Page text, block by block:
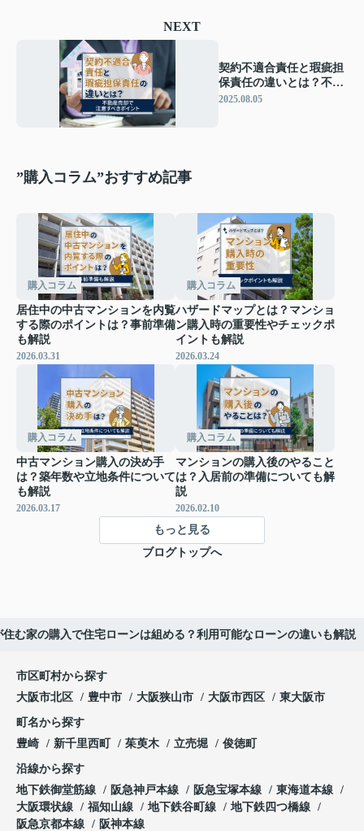
NEXT
契約不適合責任と瑕疵担
保責任の違いとは？不動
産売却で注意すべきポイ
2025.08.05
”購入コラム”おすすめ記事
購入コラム
居住中の中古マンションを内覧
する際のポイントは？事前準備
も解説
2026.03.31
購入コラム
ハザードマップとは？マンショ
ン購入時の重要性やチェックポ
イントも解説
2026.03.24
購入コラム
中古マンション購入の決め手
は？築年数や立地条件について
も解説
2026.03.17
購入コラム
マンションの購入後のやること
は？入居前の準備についても解
説
2026.02.10
もっと見る
ブログトップへ
住む家の購入で住宅ローンは組める？利用可能なローンの違いも解説
市区町村から探す
大阪市北区
豊中市 大阪狭山市 大阪市西区 東大阪市
町名から探す
豊崎
新千里西町 茱萸木 立売堀 俊徳町
沿線から探す
地下鉄御堂筋線
阪急神戸本線 阪急宝塚本線
東海道本線
大阪環状線
福知山線 地下鉄谷町線
地下鉄四つ橋線
阪急京都本線
阪神本線